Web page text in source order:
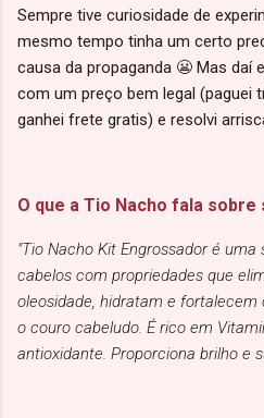
Sempre tive curiosidade de
mesmo tempo tinha um certo
causa da propaganda 😬 Mas daí
com um preço bem legal (paguei
ganhei frete gratis) e resolvi
O que a Tio Nacho fala
"Tio Nacho Kit Engrossador é
cabelos com propriedades que
oleosidade, hidratam e fortalecem
o couro cabeludo. É rico em
antioxidante. Proporciona brilho e